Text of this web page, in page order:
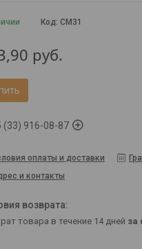
Код: СМ31
руб.
(33) 916-08-87
оплаты и доставки
и контакты
товара в течение 14 дней за